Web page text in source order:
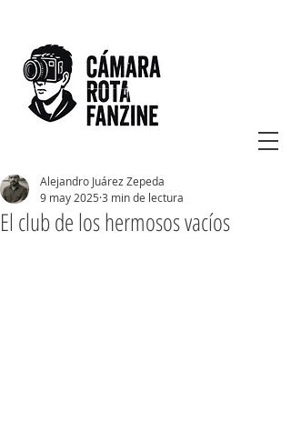
El club de los hermosos vacíos
Alejandro Juárez Zepeda
9 may 2025 3 min de lectura